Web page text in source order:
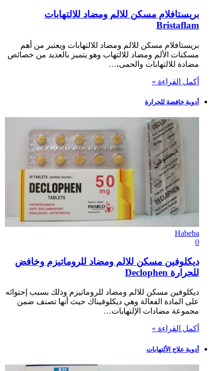
بريستافلام مسكن للالم ومضاد للالتهابات
Bristaflam
بريستافلام مسكن للالم ومضاد للالتهابات ويعتبر من أهم
مسكنات الألم ومضاد للالتهاب وهو يتميز بالعديد من خصائص
مضادة للالتهابات والحمى،…
أكمل القراءة »
أدوية خافضة للحرارة
Habeba
0
ديكلوفين مسكن للالم ومضاد للروماتيزم وخافض
للحرارة Declophen
ديكلوفين مسكن للالم ومضاد للروماتيزم وذلك بسبب إحتوائه
على المادة الفعالة وهي ديكلوفيناك حيث أنها تصنف ضمن
مجموعة مضادات الإلتهابات…
أكمل القراءة »
أدوية علاج الألتهابات